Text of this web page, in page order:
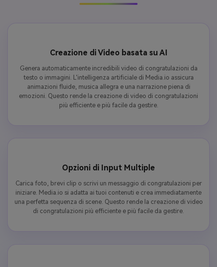
Creazione di Video basata su AI
Genera automaticamente incredibili video di congratulazioni da
testo o immagini. L'intelligenza artificiale di Media.io assicura
animazioni fluide, musica allegra e una narrazione piena di
emozioni. Questo rende la creazione di video di congratulazioni
più efficiente e più facile da gestire.
Opzioni di Input Multiple
Carica foto, brevi clip o scrivi un messaggio di congratulazioni per
iniziare. Media.io si adatta ai tuoi contenuti e crea immediatamente
una perfetta sequenza di scene. Questo rende la creazione di video
di congratulazioni più efficiente e più facile da gestire.